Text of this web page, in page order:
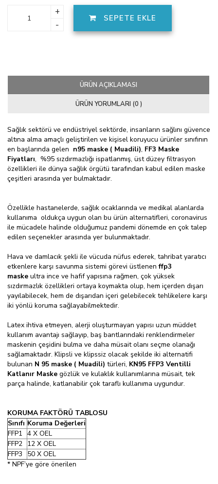
+
-
SEPETE EKLE
ÜRÜN AÇIKLAMASI
ÜRÜN YORUMLARI (0 )
Sağlık sektörü ve endüstriyel sektörde, insanların sağlını güvence
altına alma amaçlı geliştirilen ve kişisel koruyucu ürünler sınıfının
en başlarında gelen n95 maske ( Muadili), FF3 Maske
Fiyatları, %95 sızdırmazlığı ispatlanmış, üst düzey filtrasyon
özellikleri ile dünya sağlık örgütü tarafından kabul edilen maske
çeşitleri arasında yer bulmaktadır.
Özellikle hastanelerde, sağlık ocaklarında ve medikal alanlarda
kullanıma oldukça uygun olan bu ürün alternatifleri, coronavirus
ile mücadele halinde olduğumuz pandemi dönemde en çok talep
edilen seçenekler arasında yer bulunmaktadır.
Hava ve damlacık şekli ile vücuda nüfus ederek, tahribat yaratıcı
etkenlere karşı savunma sistemi görevi üstlenen ffp3
maske ultra ince ve hafif yapısına rağmen, çok yüksek
sızdırmazlık özellikleri ortaya koymakta olup, hem içerden dışarı
yayılabilecek, hem de dışarıdan içeri gelebilecek tehlikelere karşı
iki yönlü koruma sağlayabilmektedir.
Latex ihtiva etmeyen, alerji oluşturmayan yapısı uzun müddet
kullanım avantajı sağlayıp, baş bantlarındaki renklendirmeler
maskenin çeşidini bulma ve daha müsait olanı seçme olanağı
sağlamaktadır. Klipsli ve klipssiz olacak şekilde iki alternatifi
bulunan N 95 maske ( Muadili) türleri, KN95 FFP3 Ventilli
Katlanır Maske gözlük ve kulaklık kullanımlarına müsait, tek
parça halinde, katlanabilir çok taraflı kullanıma uygundur.
KORUMA FAKTÖRÜ TABLOSU
Sınıfı Koruma Değerleri
FFP1 4 X OEL
FFP2 12 X OEL
FFP3
50 X OEL
* NPF’ye göre önerilen